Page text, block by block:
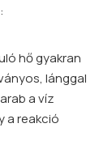
hő gyakran
lánggal
a víz
a reakció